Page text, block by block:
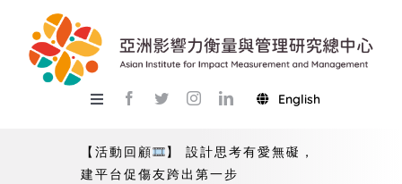
content
Toggle
English
【活動回顧
】 設計思考有愛無礙，
建平台促傷友跨出第一步